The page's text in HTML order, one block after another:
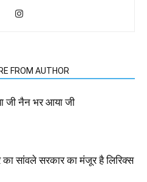
FROM AUTHOR
जी नैन भर आया जी
का सांवले सरकार का मंजूर है लिरिक्स